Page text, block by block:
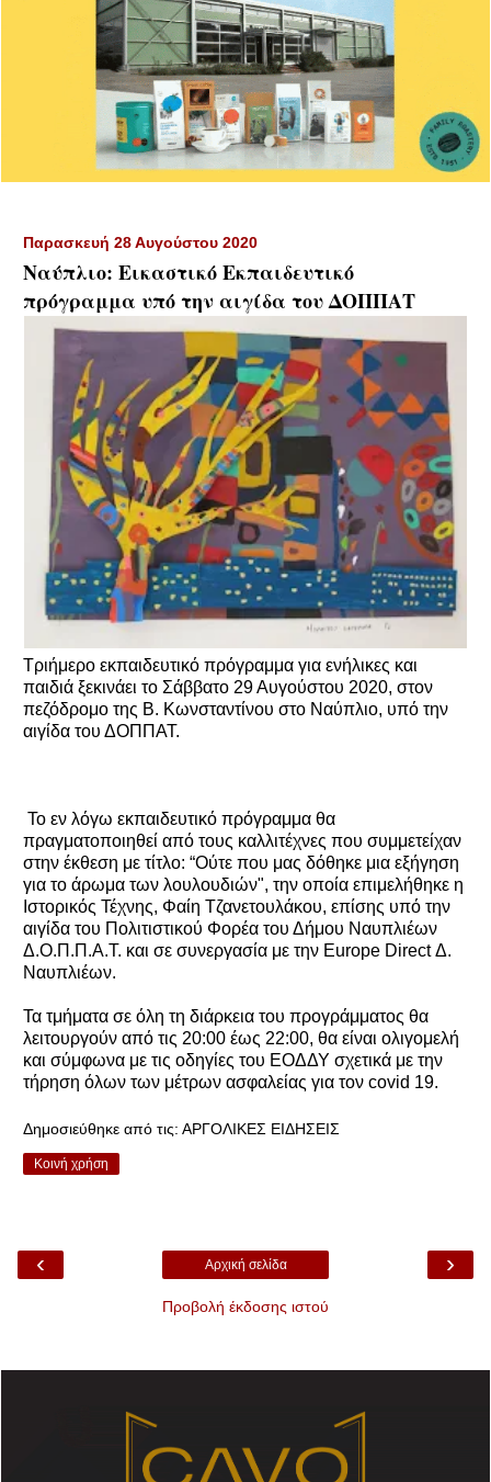
Παρασκευή 28 Αυγούστου 2020
Ναύπλιο: Εικαστικό Εκπαιδευτικό
πρόγραμμα υπό την αιγίδα του ΔΟΠΠΑΤ
Τριήμερο εκπαιδευτικό πρόγραμμα για ενήλικες και
παιδιά ξεκινάει το Σάββατο 29 Αυγούστου 2020, στον
πεζόδρομο της Β. Κωνσταντίνου στο Ναύπλιο, υπό την
αιγίδα του ΔΟΠΠΑΤ.
Το εν λόγω εκπαιδευτικό πρόγραμμα θα
πραγματοποιηθεί από τους καλλιτέχνες που συμμετείχαν
στην έκθεση με τίτλο: “Ούτε που μας δόθηκε μια εξήγηση
για το άρωμα των λουλουδιών", την οποία επιμελήθηκε η
Ιστορικός Τέχνης, Φαίη Τζανετουλάκου, επίσης υπό την
αιγίδα του Πολιτιστικού Φορέα του Δήμου Ναυπλιέων
Δ.Ο.Π.Π.Α.Τ. και σε συνεργασία με την Europe Direct Δ.
Ναυπλιέων.
Τα τμήματα σε όλη τη διάρκεια του προγράμματος θα
λειτουργούν από τις 20:00 έως 22:00, θα είναι ολιγομελή
και σύμφωνα με τις οδηγίες του ΕΟΔΔΥ σχετικά με την
τήρηση όλων των μέτρων ασφαλείας για τον covid 19.
Δημοσιεύθηκε από τις: ΑΡΓΟΛΙΚΕΣ ΕΙΔΗΣΕΙΣ
Κοινή χρήση
‹ ›
Αρχική σελίδα
Προβολή έκδοσης ιστού